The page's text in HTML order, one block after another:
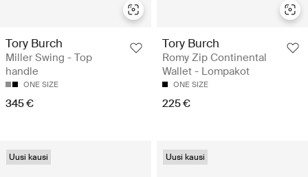
Tory Burch
Miller Swing - Top
handle
ONE SIZE
345 €
Tory Burch
Romy Zip Continental
Wallet - Lompakot
ONE SIZE
225 €
Uusi kausi Uusi kausi